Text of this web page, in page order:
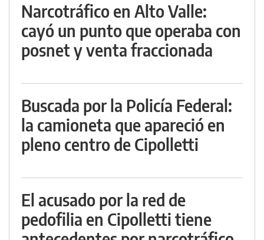
Narcotráfico en Alto Valle:
cayó un punto que operaba con
posnet y venta fraccionada
Buscada por la Policía Federal:
la camioneta que apareció en
pleno centro de Cipolletti
El acusado por la red de
pedofilia en Cipolletti tiene